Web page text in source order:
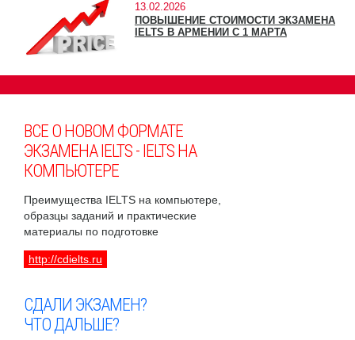
13.02.2026
ПОВЫШЕНИЕ СТОИМОСТИ ЭКЗАМЕНА
IELTS В АРМЕНИИ С 1 МАРТА
ВСЕ О НОВОМ ФОРМАТЕ
ЭКЗАМЕНА IELTS - IELTS НА
КОМПЬЮТЕРЕ
Преимущества IELTS на компьютере,
образцы заданий и практические
материалы по подготовке
http://cdielts.ru
СДАЛИ ЭКЗАМЕН?
ЧТО ДАЛЬШЕ?